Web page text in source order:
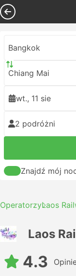
Bangkok
Chiang Mai
wt., 11 sie
2 podróżni
Znajdź mój
OperatorzyLaos
Laos
4.3